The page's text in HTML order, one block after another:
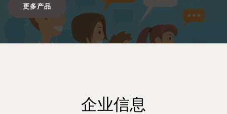
更多产品
企业信息